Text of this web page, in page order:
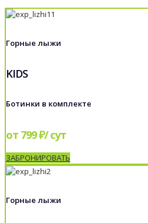
Горные лыжи
KIDS
Ботинки в комплекте
от 799 ₽/ сут
ЗАБРОНИРОВАТЬ
Горные лыжи